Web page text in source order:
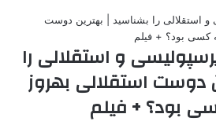
و استقلالی را
دوست استقلالی بهروز
بود؟ + فیلم